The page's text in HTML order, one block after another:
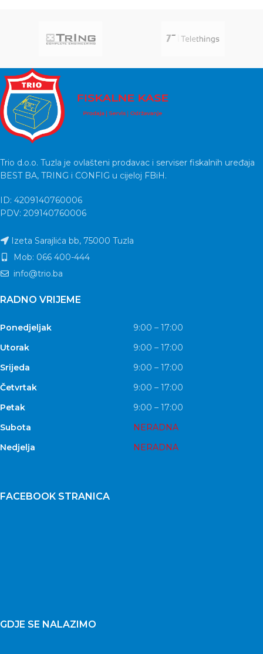
Trio d.o.o. Tuzla je ovlašteni prodavac i serviser fiskalnih uređaja
BEST BA, TRING i CONFIG u cijeloj FBiH.
ID: 4209140760006
PDV: 209140760006
Izeta Sarajlića bb, 75000 Tuzla
Mob: 066 400-444
info@trio.ba
RADNO VRIJEME
Ponedjeljak
9:00 – 17:00
Utorak
9:00 – 17:00
Srijeda
9:00 – 17:00
Četvrtak
9:00 – 17:00
Petak
9:00 – 17:00
Subota
NERADNA
Nedjelja
NERADNA
FACEBOOK STRANICA
GDJE SE NALAZIMO